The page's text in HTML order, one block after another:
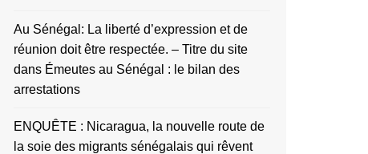
Au Sénégal: La liberté d’expression et de
réunion doit être respectée. – Titre du site
dans Émeutes au Sénégal : le bilan des
arrestations
ENQUÊTE : Nicaragua, la nouvelle route de
la soie des migrants sénégalais qui rêvent